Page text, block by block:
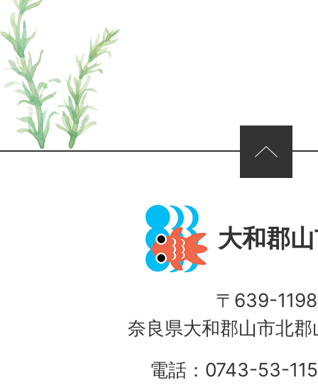
ページの先頭へ
大和郡
〒639-1198
奈良県大和郡山市北
電話：0743-53-